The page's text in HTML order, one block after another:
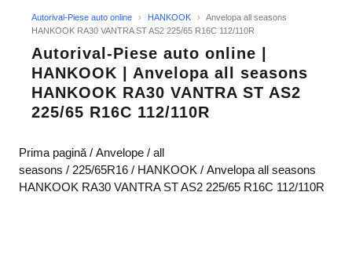
Autorival-Piese auto online › HANKOOK ›
Anvelopa all seasons
HANKOOK RA30 VANTRA ST AS2 225/65 R16C 112/110R
Autorival-Piese auto online |
HANKOOK | Anvelopa all seasons
HANKOOK RA30 VANTRA ST AS2
225/65 R16C 112/110R
Prima pagină / Anvelope / all
seasons / 225/65R16 / HANKOOK / Anvelopa all seasons
HANKOOK RA30 VANTRA ST AS2 225/65 R16C 112/110R